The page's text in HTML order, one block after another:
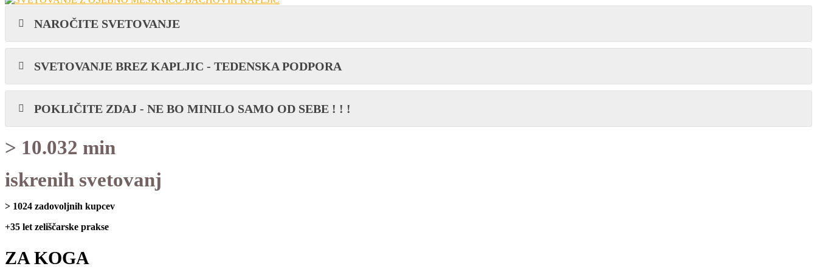
NAROČITE SVETOVANJE
SVETOVANJE BREZ KAPLJIC - TEDENSKA PODPORA
POKLIČITE ZDAJ - NE BO MINILO SAMO OD SEBE ! ! !
> 10.032 min
iskrenih svetovanj
> 1024 zadovoljnih kupcev
+35 let zeliščarske prakse
ZA KOGA